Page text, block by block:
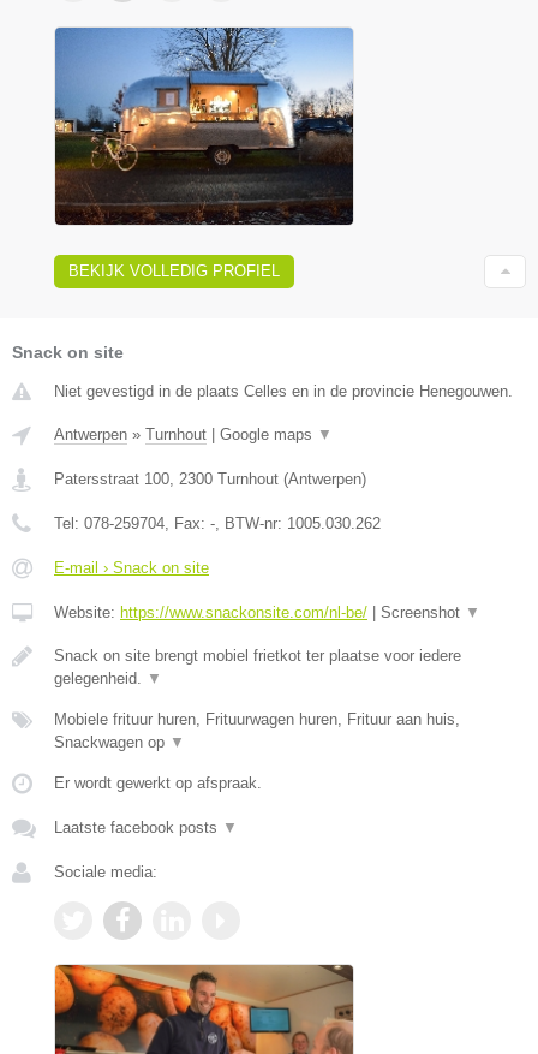
BEKIJK VOLLEDIG PROFIEL
Snack on site
Niet gevestigd in de plaats Celles en in de provincie Henegouwen.
Antwerpen » Turnhout Google maps ▼
Patersstraat 100, 2300 Turnhout (Antwerpen)
Tel: 078-259704, Fax: -, BTW-nr: 1005.030.262
E-mail › Snack on site
Website: https://www.snackonsite.com/nl-be/ Screenshot ▼
Snack on site brengt mobiel frietkot ter plaatse voor iedere
gelegenheid. ▼
Mobiele frituur huren, Frituurwagen huren, Frituur aan huis,
Snackwagen op ▼
Er wordt gewerkt op afspraak.
Laatste facebook posts ▼
Sociale media: